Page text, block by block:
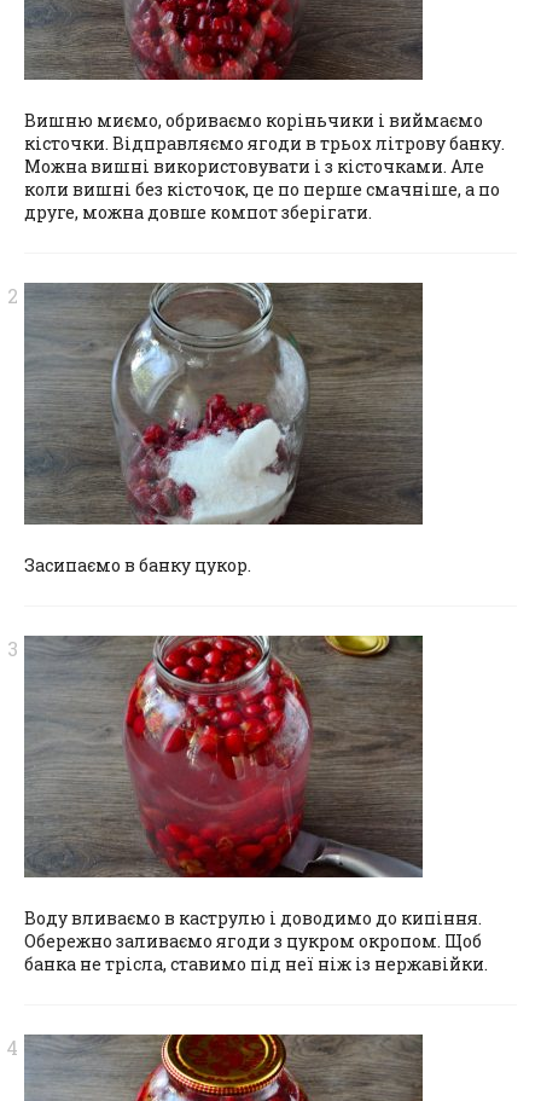
Вишню миємо, обриваємо коріньчики і виймаємо
кісточки. Відправляємо ягоди в трьох літрову банку.
Можна вишні використовувати і з кісточками. Але
коли вишні без кісточок, це по перше смачніше, а по
друге, можна довше компот зберігати.
Засипаємо в банку цукор.
Воду вливаємо в каструлю і доводимо до кипіння.
Обережно заливаємо ягоди з цукром окропом. Щоб
банка не трісла, ставимо під неї ніж із нержавійки.